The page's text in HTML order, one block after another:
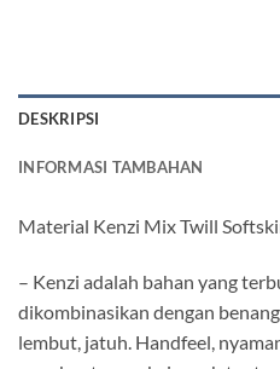
DESKRIPSI
INFORMASI TAMBAHAN
Material Kenzi Mix Twill
– Kenzi adalah bahan yang
dikombinasikan dengan
lembut, jatuh. Handfeel,